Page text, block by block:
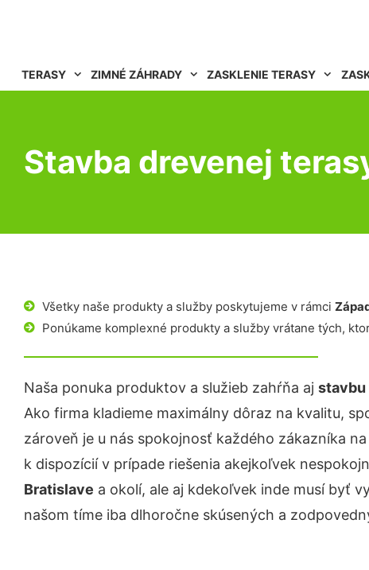
TERASY ZIMNÉ ZÁHRADY ZASKLENIE TERASY
Stavba drevenej
Všetky naše produkty a služby poskytujeme v rámci
Ponúkame komplexné produkty a služby vrátane tých,
Naša ponuka produktov a služieb zahŕňa aj stavbu
Ako firma kladieme maximálny dôraz na kvalitu,
zároveň je u nás spokojnosť každého zákazníka
k dispozícií v prípade riešenia akejkoľvek
Bratislave a okolí, ale aj kdekoľvek inde musí byť
našom tíme iba dlhoročne skúsených a